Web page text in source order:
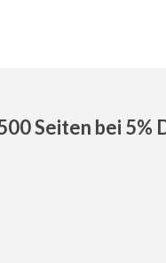
Seiten bei 5%